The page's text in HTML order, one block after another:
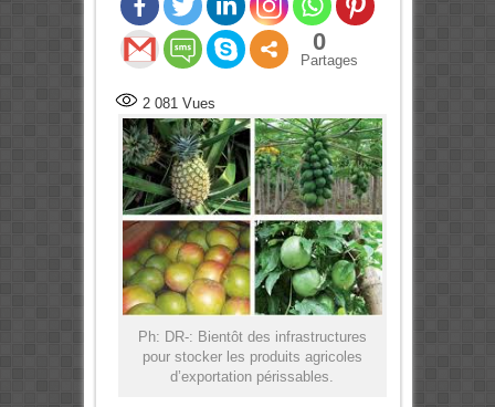
0
Partages
2 081Vues
Ph: DR-: Bientôt des infrastructures
pour stocker les produits agricoles
d’exportation périssables.